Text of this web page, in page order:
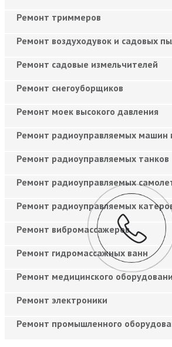
Ремонт триммеров
Ремонт воздуходувок и садовых
Ремонт садовые измельчителей
Ремонт снегоуборщиков
Ремонт моек высокого давления
Ремонт радиоуправляемых машин
Ремонт радиоуправляемых танков
Ремонт радиоуправляемых
Ремонт радиоуправляемых
Ремонт вибромассажеров
Ремонт гидромассажных ванн
Ремонт медицинского
Ремонт электроники
Ремонт промышленного